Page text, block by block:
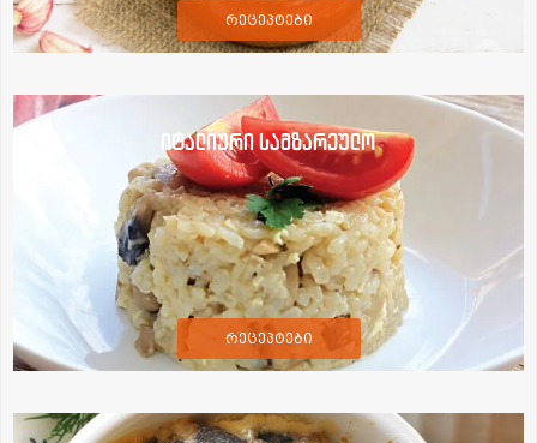
რეცეპტები
იტალიური სამზარეულო
რეცეპტები